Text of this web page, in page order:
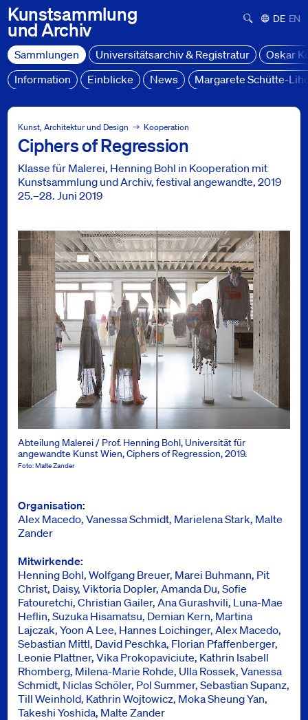
Kunstsammlung
undArchiv
Deutsch
Sammlungen Universitätsarchiv & Registratur
Oskar
Information
Einblicke News
Margarete Schütte-
Projekte
Ciphers of Regression
Kunst, Architektur und Design Kooperation
Ciphers of Regression
Klasse für Malerei, Henning Bohl in Kooperation mit
Kunstsammlung und Archiv, festival angewandte, 2019
25.–28. Juni 2019
Abteilung Malerei / Prof. Henning Bohl, Universität für
angewandte Kunst Wien, Ciphers of Regression, 2019.
Foto: Malte Zander
Info
Organisation
Alex Macedo, Vanessa Schmidt, Marielena Stark, Malte
Zander
Mitwirkende
Henning Bohl, Wolfgang Breuer, Marei Buhmann, Pit
Christ, Daisy, Viktoria Dopler, Amanda Du, Sofie
Fatouretchi, Christian Gailer, Ana Gurashvili, Luna-Mae
Heflin, Suzuka Hisamatsu, Demian Kern, Martina
Lajczak, Yoon A Lee, Hannes Loichinger, Alex Macedo,
Sebastian Mittl, David Peschka, Florian Pfaffenberger,
Leonie Plattner, Vika Prokopaviciute, Kathrin Isabell
Rhomberg, Milena-Marie Rohde, Ulla Rossek, Vanessa
Schmidt, Niclas Schöler, Pol Summer, Sebastian Supanz,
Till Weinhold, Kathrin Wojtowicz, Moka Sheung Yan,
Takeshi Yoshida, Malte Zander